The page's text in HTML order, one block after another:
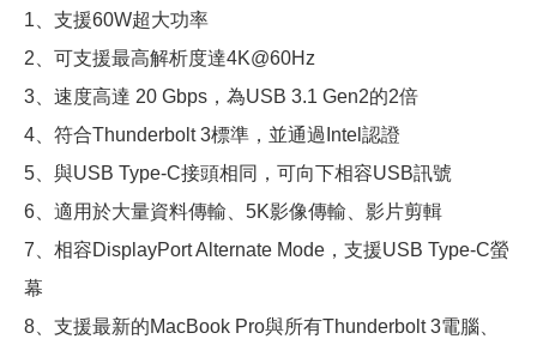
1、支援60W超大功率
2、可支援最高解析度達4K@60Hz
3、速度高達 20 Gbps，為USB 3.1 Gen2的2倍
4、符合Thunderbolt 3標準，並通過Intel認證
5、與USB Type-C接頭相同，可向下相容USB訊號
6、適用於大量資料傳輸、5K影像傳輸、影片剪輯
7、相容DisplayPort Alternate Mode，支援USB Type-C螢
幕
8、支援最新的MacBook Pro與所有Thunderbolt 3電腦、